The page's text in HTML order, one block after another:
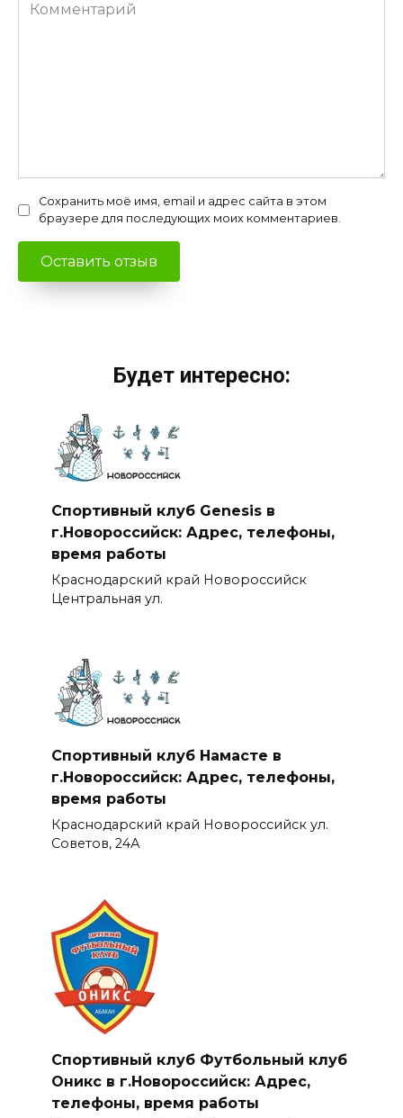
Сохранить моё имя, email и адрес сайта в этом
браузере для последующих моих комментариев.
Будет интересно:
Спортивный клуб Genesis в
г.Новороссийск: Адрес, телефоны,
время работы
Краснодарский край Новороссийск
Центральная ул.
Спортивный клуб Намасте в
г.Новороссийск: Адрес, телефоны,
время работы
Краснодарский край Новороссийск ул.
Советов, 24А
Спортивный клуб Футбольный клуб
Оникс в г.Новороссийск: Адрес,
телефоны, время работы